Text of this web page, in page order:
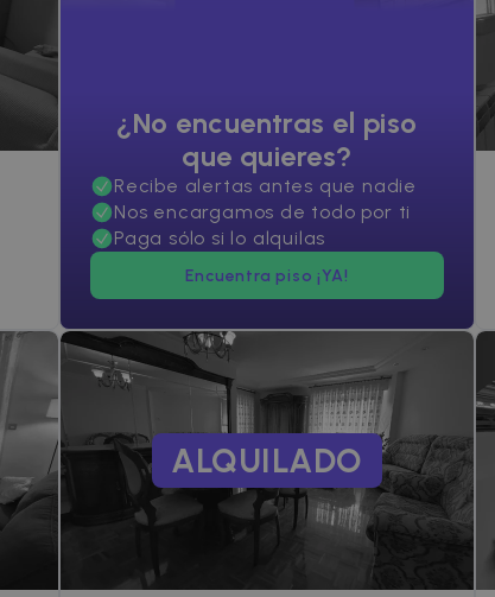
¿No encuentras el piso
que quieres?
Recibe alertas antes que nadie
Nos encargamos de todo por ti
Paga sólo si lo alquilas
Encuentra piso ¡YA!
ALQUILADO